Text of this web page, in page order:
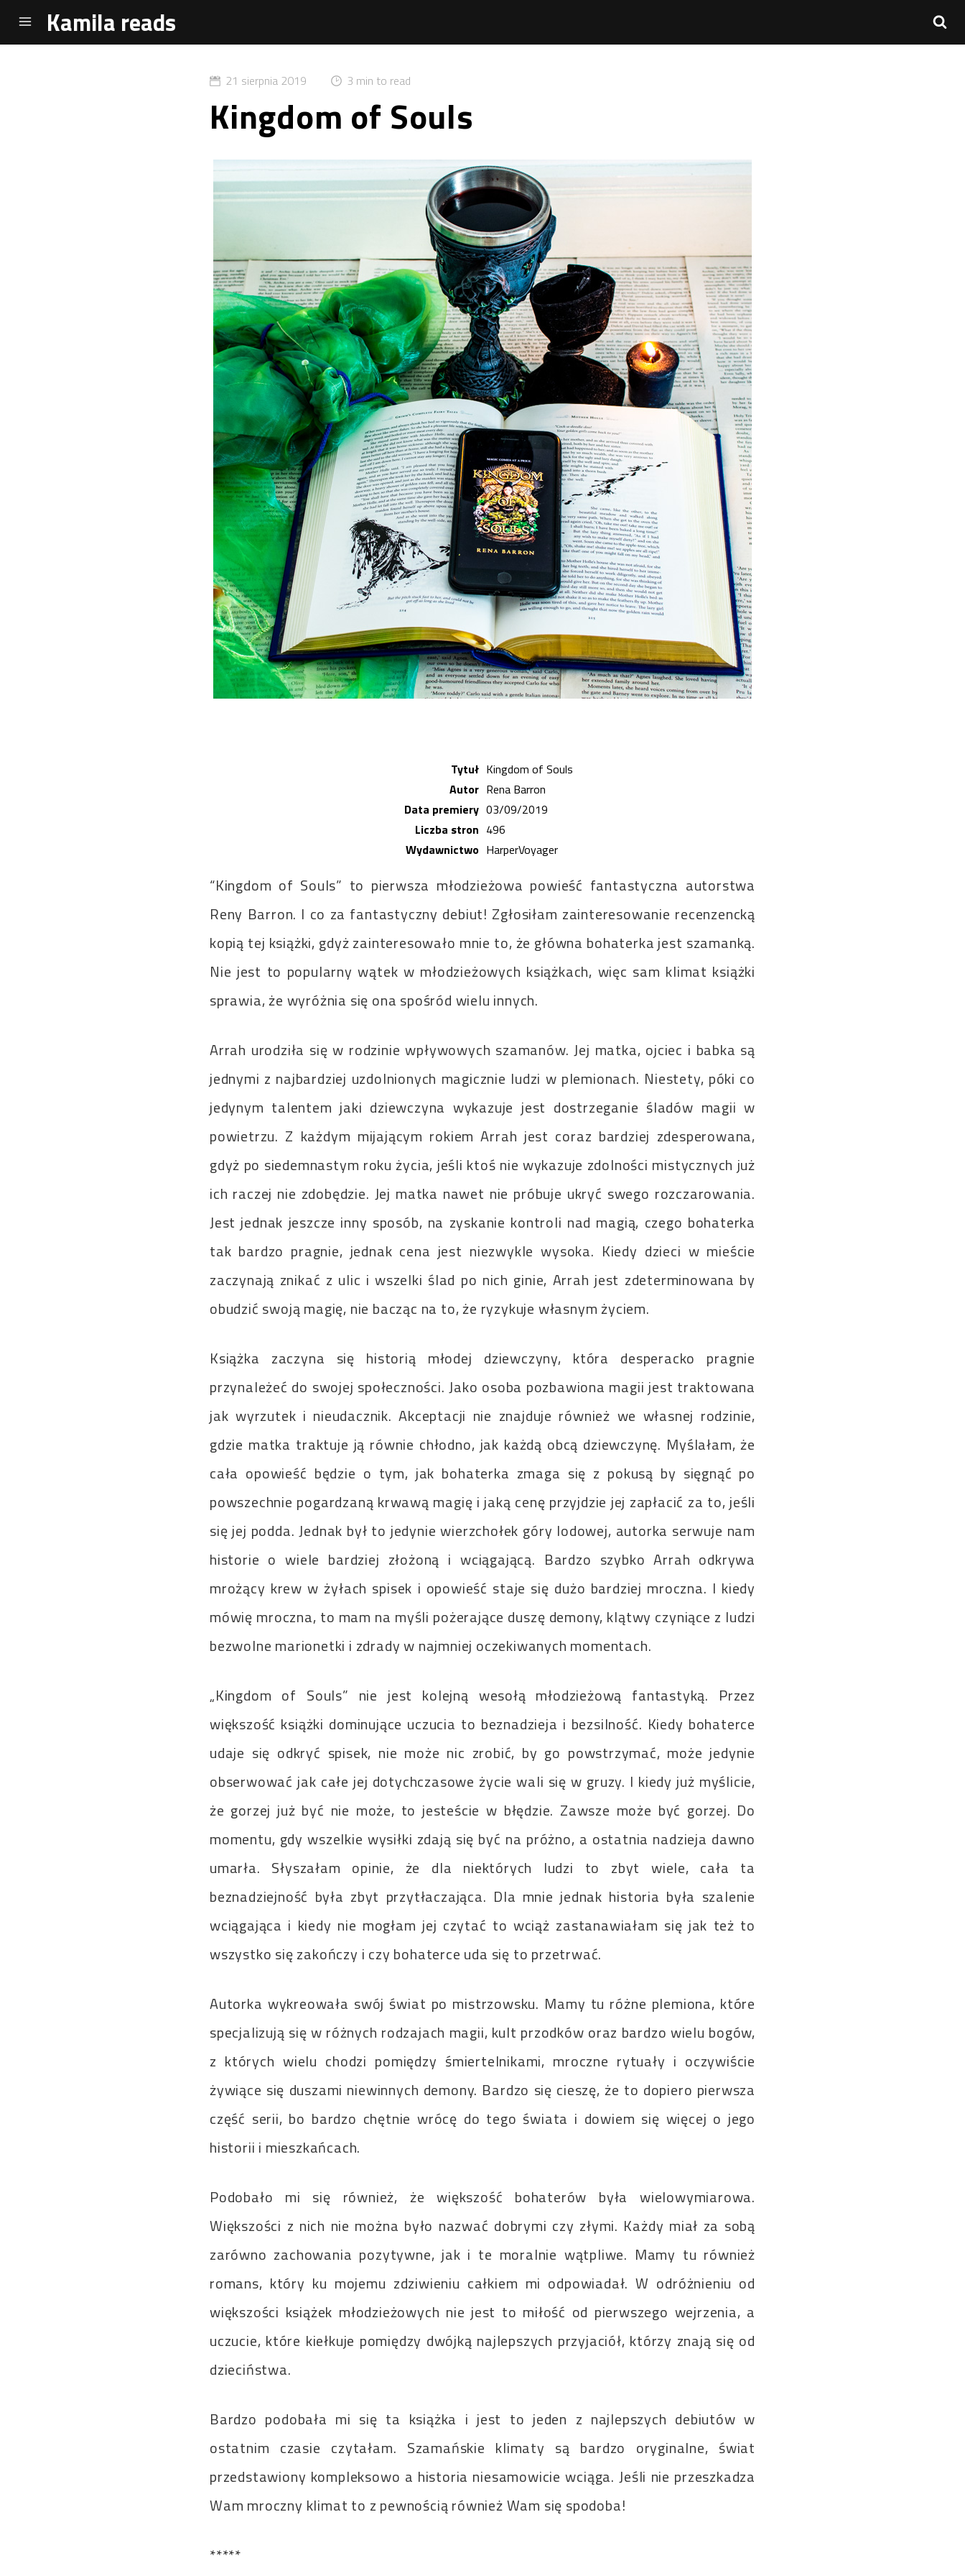
Kamila reads
21 sierpnia 2019 3 min to read
Kingdom of Souls
Tytuł Kingdom of Souls
Autor Rena Barron
Data premiery 03/09/2019
Liczba stron 496
Wydawnictwo HarperVoyager
“Kingdom of Souls” to pierwsza młodzieżowa powieść fantastyczna autorstwa
Reny Barron. I co za fantastyczny debiut! Zgłosiłam zainteresowanie recenzencką
kopią tej książki, gdyż zainteresowało mnie to, że główna bohaterka jest szamanką.
Nie jest to popularny wątek w młodzieżowych książkach, więc sam klimat książki
sprawia, że wyróżnia się ona spośród wielu innych.
Arrah urodziła się w rodzinie wpływowych szamanów. Jej matka, ojciec i babka są
jednymi z najbardziej uzdolnionych magicznie ludzi w plemionach. Niestety, póki co
jedynym talentem jaki dziewczyna wykazuje jest dostrzeganie śladów magii w
powietrzu. Z każdym mijającym rokiem Arrah jest coraz bardziej zdesperowana,
gdyż po siedemnastym roku życia, jeśli ktoś nie wykazuje zdolności mistycznych już
ich raczej nie zdobędzie. Jej matka nawet nie próbuje ukryć swego rozczarowania.
Jest jednak jeszcze inny sposób, na zyskanie kontroli nad magią, czego bohaterka
tak bardzo pragnie, jednak cena jest niezwykle wysoka. Kiedy dzieci w mieście
zaczynają znikać z ulic i wszelki ślad po nich ginie, Arrah jest zdeterminowana by
obudzić swoją magię, nie bacząc na to, że ryzykuje własnym życiem.
Książka zaczyna się historią młodej dziewczyny, która desperacko pragnie
przynależeć do swojej społeczności. Jako osoba pozbawiona magii jest traktowana
jak wyrzutek i nieudacznik. Akceptacji nie znajduje również we własnej rodzinie,
gdzie matka traktuje ją równie chłodno, jak każdą obcą dziewczynę. Myślałam, że
cała opowieść będzie o tym, jak bohaterka zmaga się z pokusą by sięgnąć po
powszechnie pogardzaną krwawą magię i jaką cenę przyjdzie jej zapłacić za to, jeśli
się jej podda. Jednak był to jedynie wierzchołek góry lodowej, autorka serwuje nam
historie o wiele bardziej złożoną i wciągającą. Bardzo szybko Arrah odkrywa
mrożący krew w żyłach spisek i opowieść staje się dużo bardziej mroczna. I kiedy
mówię mroczna, to mam na myśli pożerające duszę demony, klątwy czyniące z ludzi
bezwolne marionetki i zdrady w najmniej oczekiwanych momentach.
„Kingdom of Souls” nie jest kolejną wesołą młodzieżową fantastyką. Przez
większość książki dominujące uczucia to beznadzieja i bezsilność. Kiedy bohaterce
udaje się odkryć spisek, nie może nic zrobić, by go powstrzymać, może jedynie
obserwować jak całe jej dotychczasowe życie wali się w gruzy. I kiedy już myślicie,
że gorzej już być nie może, to jesteście w błędzie. Zawsze może być gorzej. Do
momentu, gdy wszelkie wysiłki zdają się być na próżno, a ostatnia nadzieja dawno
umarła. Słyszałam opinie, że dla niektórych ludzi to zbyt wiele, cała ta
beznadziejność była zbyt przytłaczająca. Dla mnie jednak historia była szalenie
wciągająca i kiedy nie mogłam jej czytać to wciąż zastanawiałam się jak też to
wszystko się zakończy i czy bohaterce uda się to przetrwać.
Autorka wykreowała swój świat po mistrzowsku. Mamy tu różne plemiona, które
specjalizują się w różnych rodzajach magii, kult przodków oraz bardzo wielu bogów,
z których wielu chodzi pomiędzy śmiertelnikami, mroczne rytuały i oczywiście
żywiące się duszami niewinnych demony. Bardzo się cieszę, że to dopiero pierwsza
część serii, bo bardzo chętnie wrócę do tego świata i dowiem się więcej o jego
historii i mieszkańcach.
Podobało mi się również, że większość bohaterów była wielowymiarowa.
Większości z nich nie można było nazwać dobrymi czy złymi. Każdy miał za sobą
zarówno zachowania pozytywne, jak i te moralnie wątpliwe. Mamy tu również
romans, który ku mojemu zdziwieniu całkiem mi odpowiadał. W odróżnieniu od
większości książek młodzieżowych nie jest to miłość od pierwszego wejrzenia, a
uczucie, które kiełkuje pomiędzy dwójką najlepszych przyjaciół, którzy znają się od
dzieciństwa.
Bardzo podobała mi się ta książka i jest to jeden z najlepszych debiutów w
ostatnim czasie czytałam. Szamańskie klimaty są bardzo oryginalne, świat
przedstawiony kompleksowo a historia niesamowicie wciąga. Jeśli nie przeszkadza
Wam mroczny klimat to z pewnością również Wam się spodoba!
*****